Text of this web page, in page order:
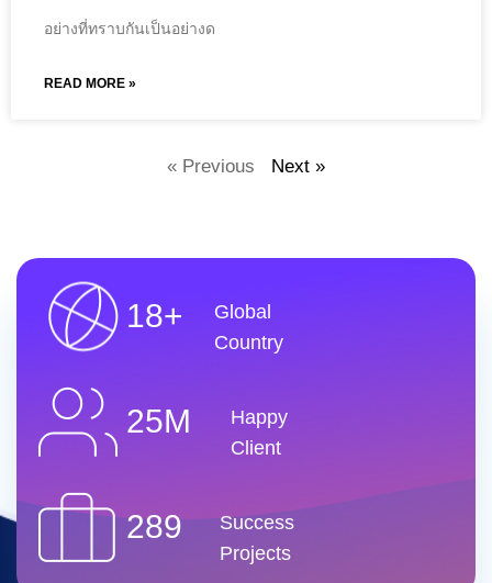
อย่างที่ทราบกันเป็นอย่างด
READ MORE »
« Previous Next »
18+
Global
Country
25M
Happy
Client
289
Success
Projects